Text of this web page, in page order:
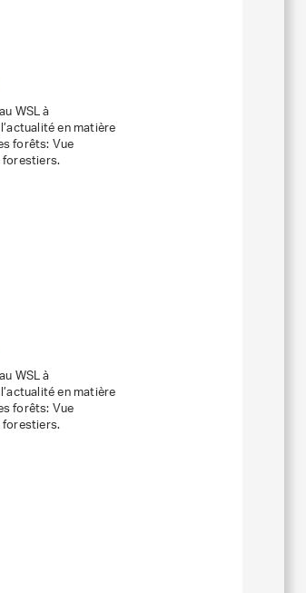
WSL à
en matière
forêts: Vue
WSL à
en matière
forêts: Vue